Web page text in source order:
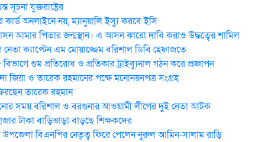
সূচনা যুক্তরাষ্ট্রের
কার্ড অনলাইনে নয়, ম্যানুয়ালি ইস্যু করবে ইসি
আমার পিতার জন্মস্থান। এ আসন কারো দাবি করাও উদ্ধত্বের শামিল
ক্যাপ্টেন এম মোয়াজ্জেম বরিশাল ডিবি হেফাজতে
গুম প্রতিরোধ ও প্রতিকার ট্রাইব্যুনাল গঠন করে প্রজ্ঞাপন
জিয়া ও তারেক রহমানের পক্ষে মনোনয়নপত্র সংগ্রহ
তারেক রহমান
সময় ব‌রিশাল ও বরগুনার আওয়ামী লীগের দুই নেতা আটক
টাকা বাড়িভাড়া বাড়ছে শিক্ষকদের
বিএনপির নেতৃত্ব ফিরে পেলেন নুরুল আমিন-সালাম রাড়ি